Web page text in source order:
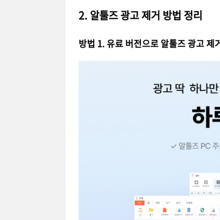
2. 알툴즈 광고 제거 방법 정리
방법 1. 유료 버전으로 알툴즈 광고 제